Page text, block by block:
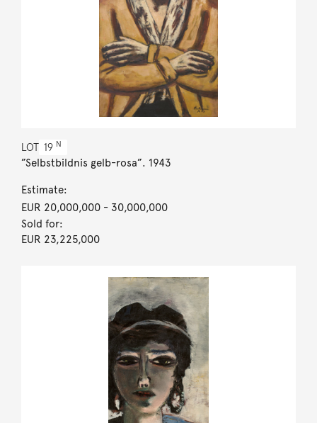
LOT 19 N
”Selbstbildnis gelb-rosa”. 1943
Estimate:
EUR 20,000,000- 30,000,000
Sold for:
EUR 23,225,000